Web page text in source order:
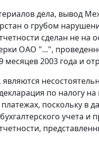
дела, вывод
о грубом
сделан не
ОАО "...",
месяцев 2003 года и
являются
по налогу
поскольку в
учета и